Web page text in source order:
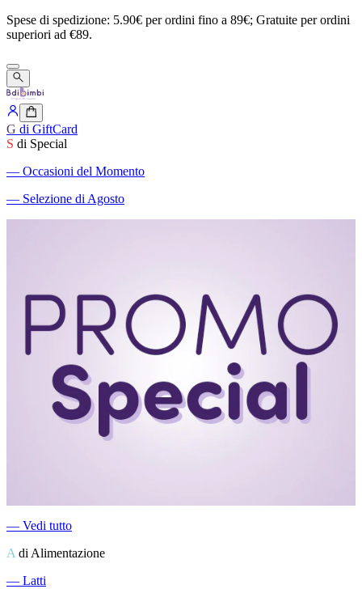
Spese di spedizione: 5.90€ perordini fino a 89€; Gratuite perordini
superiori ad €89.
G di GiftCard
S di Special
― Occasioni del Momento
― Selezione di Agosto
― Vedi tutto
A di Alimentazione
― Latti